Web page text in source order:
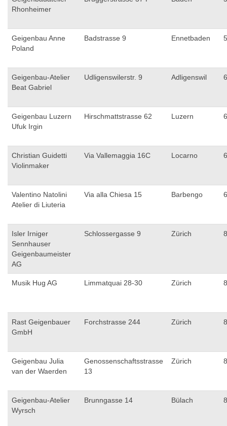
Rhonheimer
Geigenbau Anne
Poland
Badstrasse 9 Ennetbaden
Geigenbau-Atelier
Beat Gabriel
Udligenswilerstr. 9 Adligenswil
Geigenbau Luzern
Ufuk Irgin
Hirschmattstrasse 62 Luzern
Christian Guidetti
Violinmaker
Via Vallemaggia 16C Locarno
Valentino Natolini
Atelier di Liuteria
Via alla Chiesa 15 Barbengo
Isler Irniger
Sennhauser
Geigenbaumeister
AG
Schlossergasse 9 Zürich
Musik Hug AG Limmatquai 28-30 Zürich
Rast Geigenbauer
GmbH
Forchstrasse 244 Zürich
Geigenbau Julia
van der Waerden
Genossenschaftsstrasse
13
Zürich
Geigenbau-Atelier
Wyrsch
Brunngasse 14 Bülach